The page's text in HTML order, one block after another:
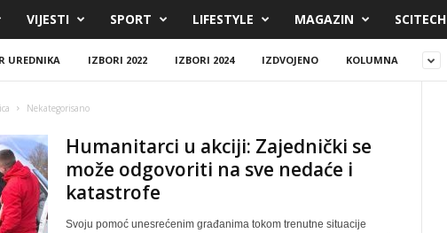
VIJESTI SPORT LIFESTYLE MAGAZIN SCITECH
UREDNIKA IZBORI 2022 IZBORI 2024 IZDVOJENO KOLUMNA
Nekategorisano
Humanitarci u akciji: Zajednički se
može odgovoriti na sve nedaće i
katastrofe
Svoju pomoć unesrećenim građanima tokom trenutne situacije